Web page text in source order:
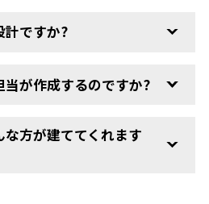
計ですか?
当が作成するのですか?
な方が建ててくれます